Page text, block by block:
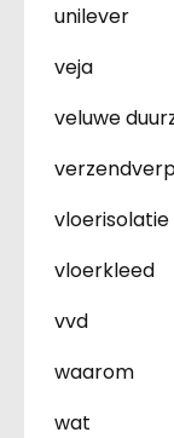
unilever
veja
veluwe
vloerisolatie
vloerkleed
vvd
waarom
wat